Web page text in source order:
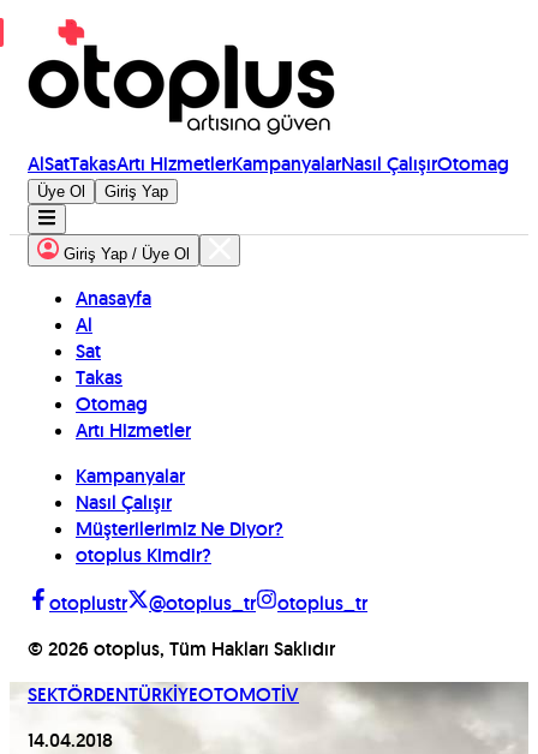
AlSatTakasArtı HizmetlerKampanyalarNasıl ÇalışırOtomag
Üye Ol Giriş Yap
Giriş Yap / Üye Ol
Anasayfa
Al
Sat
Takas
Otomag
Artı Hizmetler
Kampanyalar
Nasıl Çalışır
Müşterilerimiz Ne Diyor?
otoplus Kimdir?
otoplustr
@otoplus_tr
otoplus_tr
© 2026 otoplus, Tüm Hakları Saklıdır
SEKTÖRDENTÜRKİYEOTOMOTİV
14.04.2018